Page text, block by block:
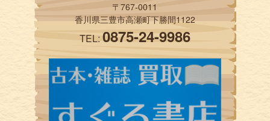
〒767-0011
香川県三豊市高瀬町下勝間1122
TEL:0875-24-9986